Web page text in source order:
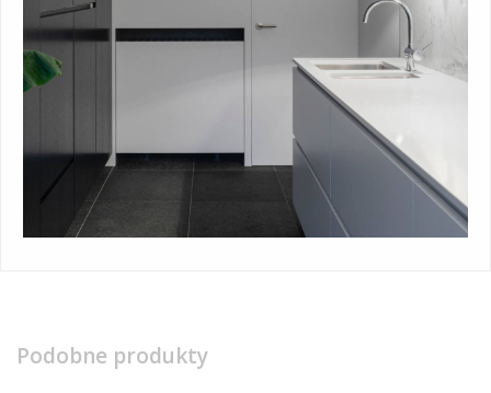
Podobne produkty